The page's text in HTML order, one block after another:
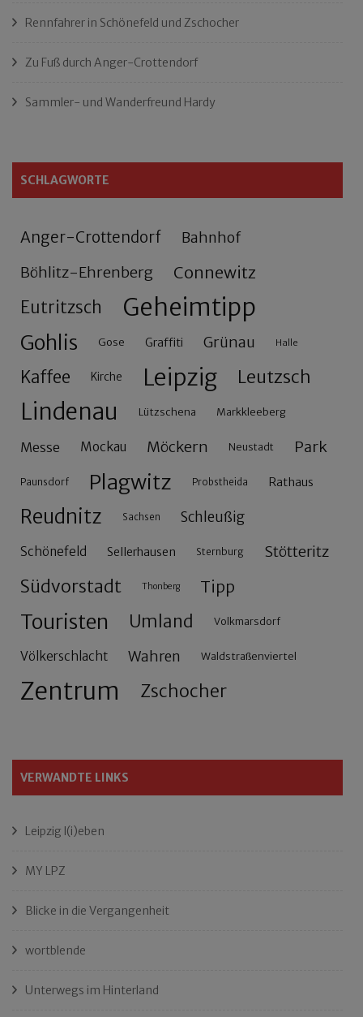
Rennfahrer in Schönefeld und Zschocher
Zu Fuß durch Anger-Crottendorf
Sammler- und Wanderfreund Hardy
SCHLAGWORTE
Anger-Crottendorf Bahnhof
Böhlitz-Ehrenberg Connewitz
Eutritzsch Geheimtipp
Gohlis Gose Graffiti Grünau Halle
Kaffee Kirche Leipzig Leutzsch
Lindenau Lützschena Markkleeberg
Messe Mockau Möckern Neustadt Park
Paunsdorf Plagwitz Probstheida Rathaus
Reudnitz Sachsen Schleußig
Schönefeld Sellerhausen Sternburg Stötteritz
Südvorstadt Thonberg Tipp
Touristen Umland Volkmarsdorf
Völkerschlacht Wahren Waldstraßenviertel
Zentrum Zschocher
VERWANDTE LINKS
Leipzig l(i)eben
MY LPZ
Blicke in die Vergangenheit
wortblende
Unterwegs im Hinterland